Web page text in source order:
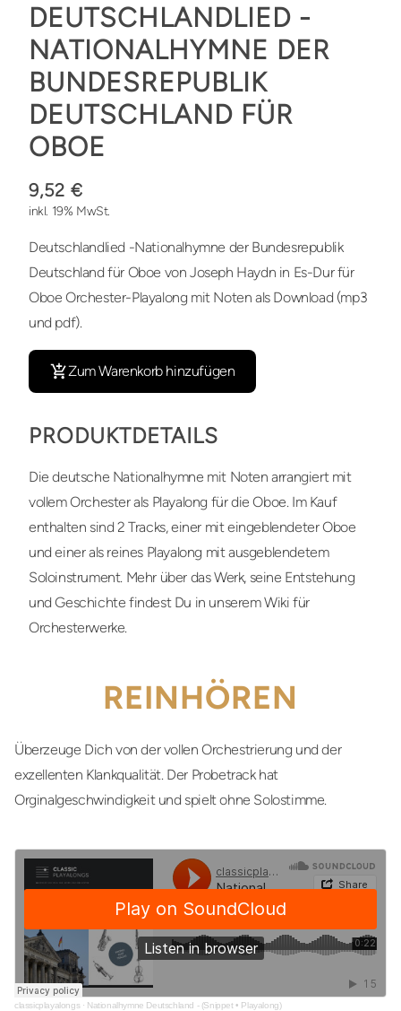
DEUTSCHLANDLIED -
NATIONALHYMNE DER
BUNDESREPUBLIK
DEUTSCHLAND FÜR
OBOE
9,52 €
inkl. 19% MwSt.
Deutschlandlied -Nationalhymne der Bundesrepublik
Deutschland für Oboe von Joseph Haydn in Es-Dur für
Oboe Orchester-Playalong mit Noten als Download (mp3
und pdf).
Zum Warenkorb hinzufügen
PRODUKTDETAILS
Die deutsche Nationalhymne mit Noten arrangiert mit
vollem Orchester als Playalong für die Oboe. Im Kauf
enthalten sind 2 Tracks, einer mit eingeblendeter Oboe
und einer als reines Playalong mit ausgeblendetem
Soloinstrument. Mehr über das Werk, seine Entstehung
und Geschichte findest Du in unserem Wiki für
Orchesterwerke.
REINHÖREN
Überzeuge Dich von der vollen Orchestrierung und der
exzellenten Klankqualität. Der Probetrack hat
Orginalgeschwindigkeit und spielt ohne Solostimme.
classicplayalongs· Nationalhymne Deutschland - (Snippet • Playalong)